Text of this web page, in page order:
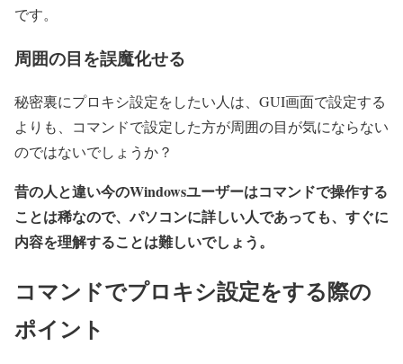
です。
周囲の目を誤魔化せる
秘密裏にプロキシ設定をしたい人は、GUI画面で設定する
よりも、コマンドで設定した方が周囲の目が気にならない
のではないでしょうか？
昔の人と違い今のWindowsユーザーはコマンドで操作する
ことは稀なので、パソコンに詳しい人であっても、すぐに
内容を理解することは難しいでしょう。
コマンドでプロキシ設定をする際の
ポイント